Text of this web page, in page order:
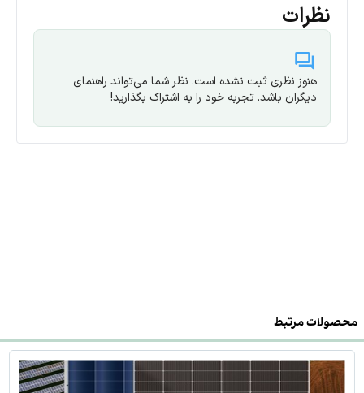
نظرات
هنوز نظری ثبت نشده است. نظر شما می‌تواند راهنمای
دیگران باشد. تجربه خود را به اشتراک بگذارید!
محصولات مرتبط